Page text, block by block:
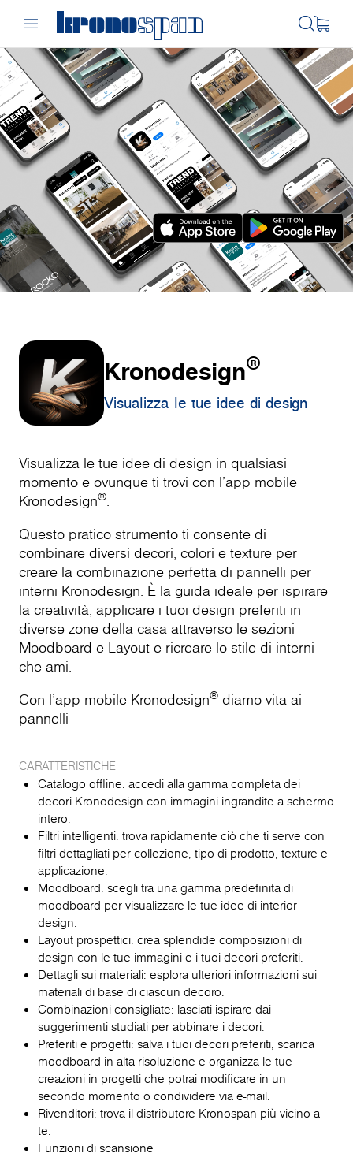
Kronodesign®
Visualizza le tue idee di design
Visualizza le tue idee di design in qualsiasi
momento e ovunque ti trovi con l'app mobile
Kronodesign®.
Questo pratico strumento ti consente di
combinare diversi decori, colori e texture per
creare la combinazione perfetta di pannelli per
interni Kronodesign. È la guida ideale per ispirare
la creatività, applicare i tuoi design preferiti in
diverse zone della casa attraverso le sezioni
Moodboard e Layout e ricreare lo stile di interni
che ami.
Con l'app mobile Kronodesign® diamo vita ai
pannelli
CARATTERISTICHE
Catalogo offline: accedi alla gamma completa dei
decori Kronodesign con immagini ingrandite a schermo
intero.
Filtri intelligenti: trova rapidamente ciò che ti serve con
filtri dettagliati per collezione, tipo di prodotto, texture e
applicazione.
Moodboard: scegli tra una gamma predefinita di
moodboard per visualizzare le tue idee di interior
design.
Layout prospettici: crea splendide composizioni di
design con le tue immagini e i tuoi decori preferiti.
Dettagli sui materiali: esplora ulteriori informazioni sui
materiali di base di ciascun decoro.
Combinazioni consigliate: lasciati ispirare dai
suggerimenti studiati per abbinare i decori.
Preferiti e progetti: salva i tuoi decori preferiti, scarica
moodboard in alta risoluzione e organizza le tue
creazioni in progetti che potrai modificare in un
secondo momento o condividere via e-mail.
Rivenditori: trova il distributore Kronospan più vicino a
te.
Funzioni di scansione